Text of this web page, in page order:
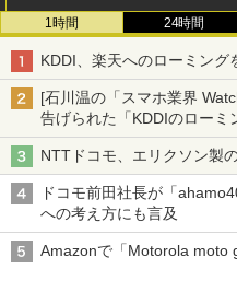
1時間 24時間
KDDI、楽天へのローミング
[石川温の「スマホ業界
告げられた「KDDIのローミ
穴と楽天モバイルの課題
NTTドコモ、エリクソン製
ドコモ前田社長が「
への考え方にも言及
Amazonで「Motorola moto